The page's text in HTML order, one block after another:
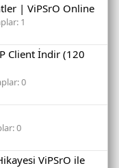
| ViPSrO Online
1
Client İndir (120
0
0
ViPSrO ile